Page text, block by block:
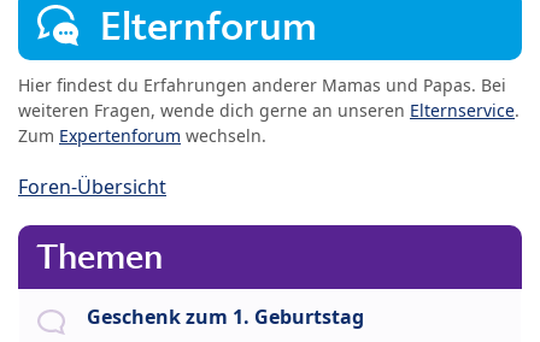
Elternforum
Hier findest du Erfahrungen anderer Mamas und Papas. Bei
weiteren Fragen, wende dich gerne an unseren Elternservice.
Zum Expertenforum wechseln.
Foren-Übersicht
Themen
Geschenk zum 1. Geburtstag